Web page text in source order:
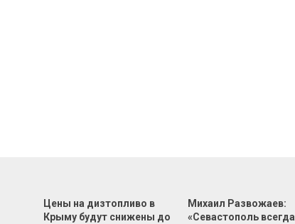
Цены на дизтопливо в
Крыму будут снижены до
Михаил Развожаев:
«Севастополь всегда